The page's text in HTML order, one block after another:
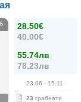
28.50€
40.00€
55.74лв
78.23лв
23.06 - 15.11
23 грабнати